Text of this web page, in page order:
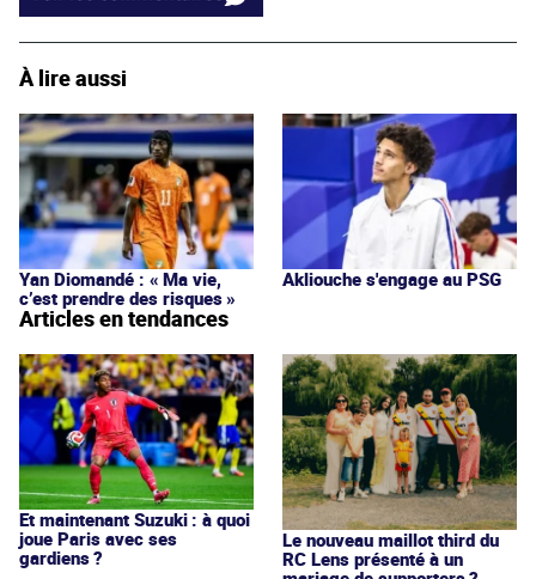
À lire aussi
Yan Diomandé : « Ma vie,
c’est prendre des risques »
Akliouche s'engage au PSG
Articles en tendances
Et maintenant Suzuki : à quoi
joue Paris avec ses
gardiens ?
Le nouveau maillot third du
RC Lens présenté à un